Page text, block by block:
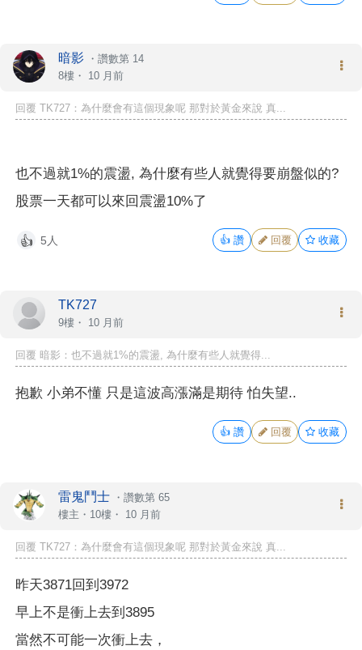
暗影 ・ 讚數第 14
8樓・ 10 月前
回覆 TK727：為什麼會有這個現象呢 那對於黃金來說 真...
也不過就1%的震盪, 為什麼有些人就覺得要崩盤似的?
股票一天都可以來回震盪10%了
👍 5人 👍 讚 回覆 收藏
TK727
9樓・ 10 月前
回覆 暗影：也不過就1%的震盪, 為什麼有些人就覺得...
抱歉 小弟不懂 只是這波高漲滿是期待 怕失望..
👍 讚 回覆 收藏
雷鬼鬥士 ・ 讚數第 65
樓主 ・10樓・ 10 月前
回覆 TK727：為什麼會有這個現象呢 那對於黃金來說 真...
昨天3871回到3972
早上不是衝上去到3895
當然不可能一次衝上去，